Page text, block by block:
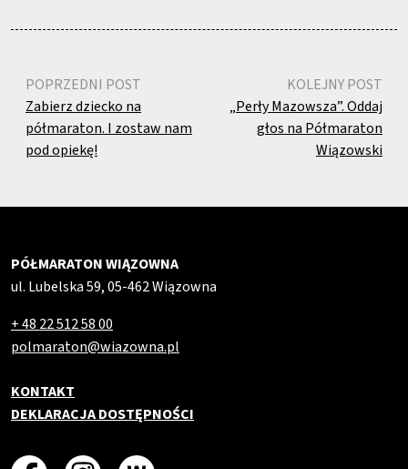
POPRZEDNI POST
Zabierz dziecko na
półmaraton. I zostaw nam
pod opiekę!
KOLEJNY POST
„Perły Mazowsza”. Oddaj
głos na Półmaraton
Wiązowski
PÓŁMARATON WIĄZOWNA
ul. Lubelska 59, 05-462 Wiązowna
+ 48 22 512 58 00
polmaraton@wiazowna.pl
KONTAKT
DEKLARACJA DOSTĘPNOŚCI